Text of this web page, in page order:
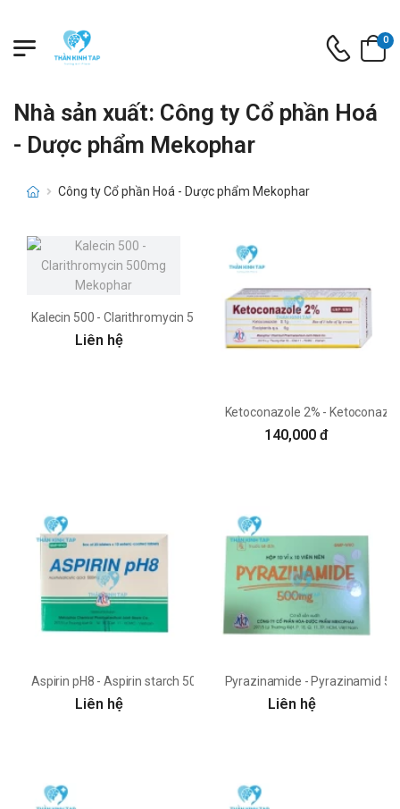
0
Nhà sản xuất: Công ty Cổ phần Hoá
- Dược phẩm Mekophar
Công ty Cổ phần Hoá - Dược phẩm Mekophar
Kalecin 500 - Clarithromycin 500mg Mekophar
Liên hệ
Ketoconazole 2% -
140,000 đ
Aspirin pH8 - Aspirin starch 500mg Mekophar
Liên hệ
Pyrazinamide - Pyrazinamid
Liên hệ